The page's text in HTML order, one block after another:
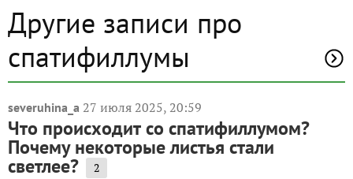
Другие записи про
спатифиллумы
severuhina_a 27 июля 2025, 20:59
Что происходит со спатифиллумом?
Почему некоторые листья стали
светлее? 2